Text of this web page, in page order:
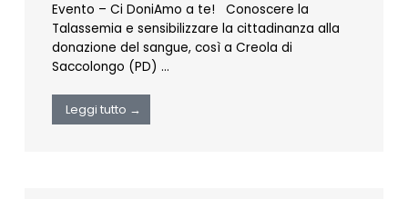
Evento – Ci DoniAmo a te! Conoscere la
Talassemia e sensibilizzare la cittadinanza alla
donazione del sangue, così a Creola di
Saccolongo (PD) …
Leggi tutto →